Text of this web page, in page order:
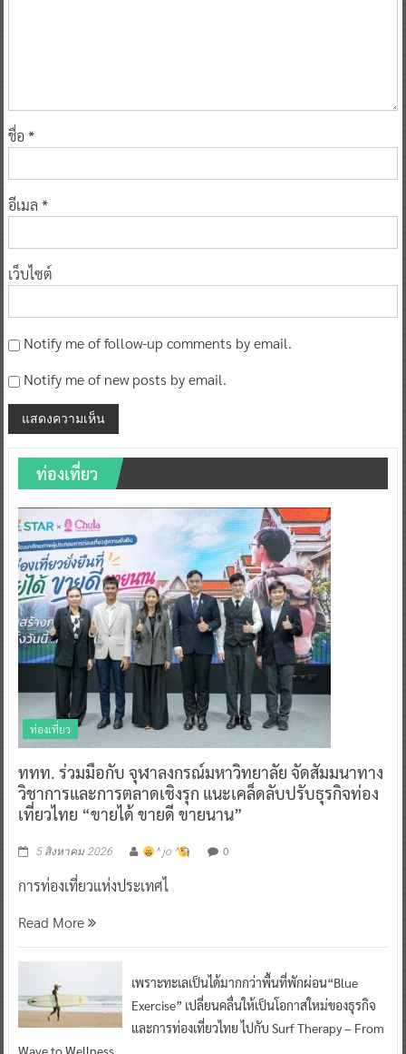
ชื่อ *
อีเมล *
เว็บไซต์
Notify me of follow-up comments by email.
Notify me of new posts by email.
ท่องเที่ยว
ท่องเที่ยว
ททท. ร่วมมือกับ จุฬาลงกรณ์มหาวิทยาลัย จัดสัมมนาทาง
วิชาการและการตลาดเชิงรุก แนะเคล็ดลับปรับธุรกิจท่อง
เที่ยวไทย “ขายได้ ขายดี ขายนาน”
5 สิงหาคม 2026 ^ jo ^ 0
การท่องเที่ยวแห่งประเทศไ
Read More
เพราะทะเลเป็นได้มากกว่าพื้นที่พักผ่อน“Blue
Exercise” เปลี่ยนคลื่นให้เป็นโอกาสใหม่ของธุรกิจ
และการท่องเที่ยวไทย ไปกับ Surf Therapy – From
Wave to Wellness